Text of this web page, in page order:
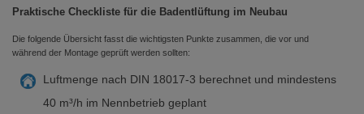
Praktische Checkliste für die Badentlüftung im Neubau
Die folgende Übersicht fasst die wichtigsten Punkte zusammen, die vor und
während der Montage geprüft werden sollten:
Luftmenge nach DIN 18017-3 berechnet und mindestens
40 m³/h im Nennbetrieb geplant